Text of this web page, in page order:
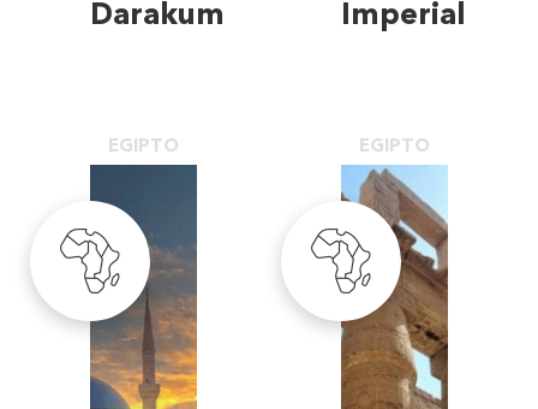
Darakum
Imperial
EGIPTO EGIPTO